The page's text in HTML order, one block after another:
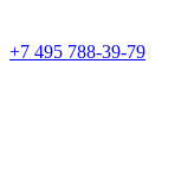
+7 495 788-39-79